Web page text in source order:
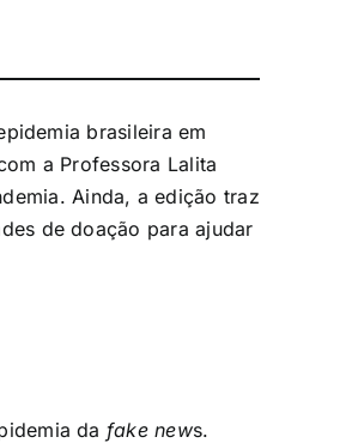
brasileira em
a Professora Lalita
Ainda, a edição traz
de doação para ajudar
da fake news.